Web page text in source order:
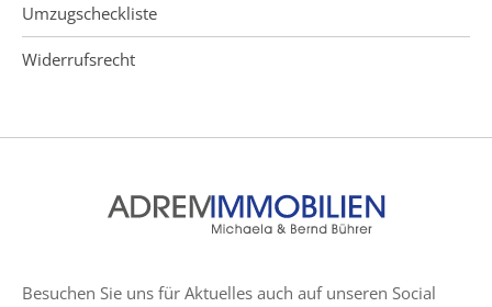
Umzugscheckliste
Widerrufsrecht
Besuchen Sie uns für Aktuelles auch auf unseren Social